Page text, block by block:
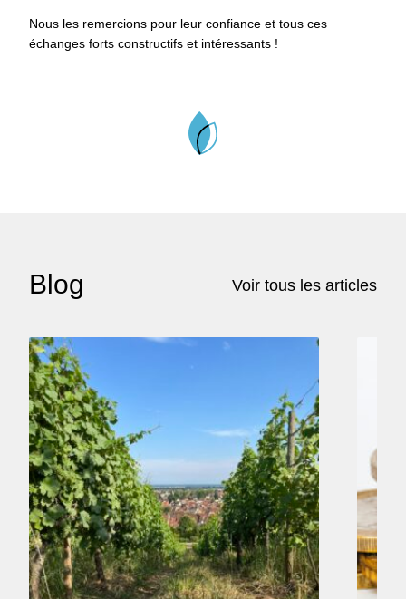
Nous les remercions pour leur confiance et tous ces
échanges forts constructifs et intéressants !
Blog Voir tous les articles